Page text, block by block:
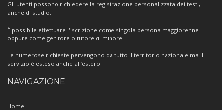
Gli utenti possono richiedere la registrazione personalizzata dei testi,
anche di studio.
È possibile effettuare l'iscrizione come singola persona maggiorenne
oppure come genitore o tutore di minore.
Le numerose richieste pervengono da tutto il territorio nazionale ma il
servizio è esteso anche all’estero.
NAVIGAZIONE
Home